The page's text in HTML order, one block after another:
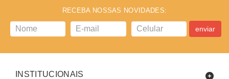
RECEBA NOSSAS NOVIDADES:
enviar
INSTITUCIONAIS